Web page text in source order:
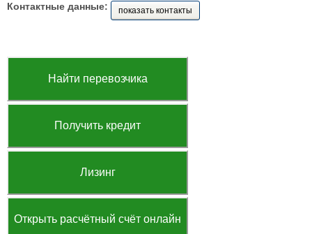
Контактные данные:
показать контакты
Найти перевозчика
Получить кредит
Лизинг
Открыть расчётный счёт онлайн